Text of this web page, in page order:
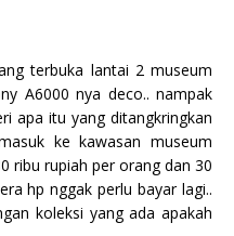
terbuka lantai 2 museum
A6000 nya deco.. nampak
apa itu yang ditangkringkan
ke kawasan museum
ribu rupiah per orang dan 30
hp nggak perlu bayar lagi..
koleksi yang ada apakah